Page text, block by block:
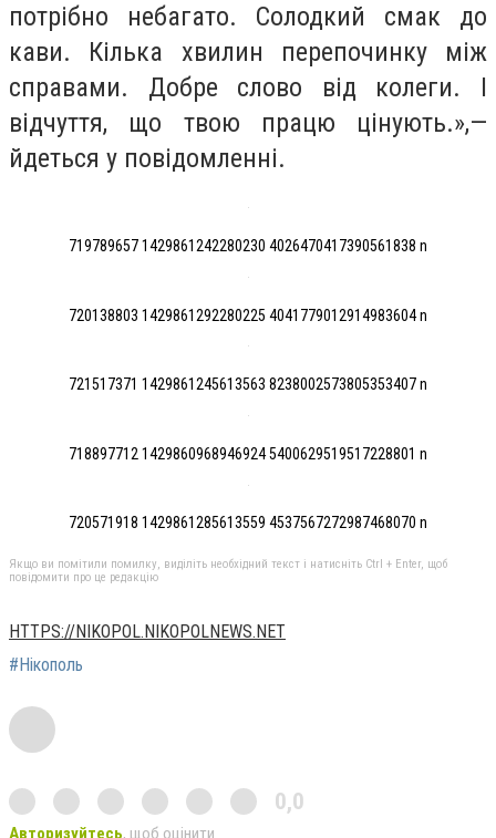
потрібно небагато. Солодкий смак до
кави. Кілька хвилин перепочинку між
справами. Добре слово від колеги. І
відчуття, що твою працю цінують.»,—
йдеться у повідомленні.
719789657 1429861242280230 4026470417390561838 n
720138803 1429861292280225 4041779012914983604 n
721517371 1429861245613563 8238002573805353407 n
718897712 1429860968946924 5400629519517228801 n
720571918 1429861285613559 4537567272987468070 n
Якщо ви помітили помилку, виділіть необхідний текст і натисніть Ctrl + Enter, щоб
повідомити про це редакцію
HTTPS://NIKOPOL.NIKOPOLNEWS.NET
#Нікополь
0,0
Авторизуйтесь, щоб оцінити